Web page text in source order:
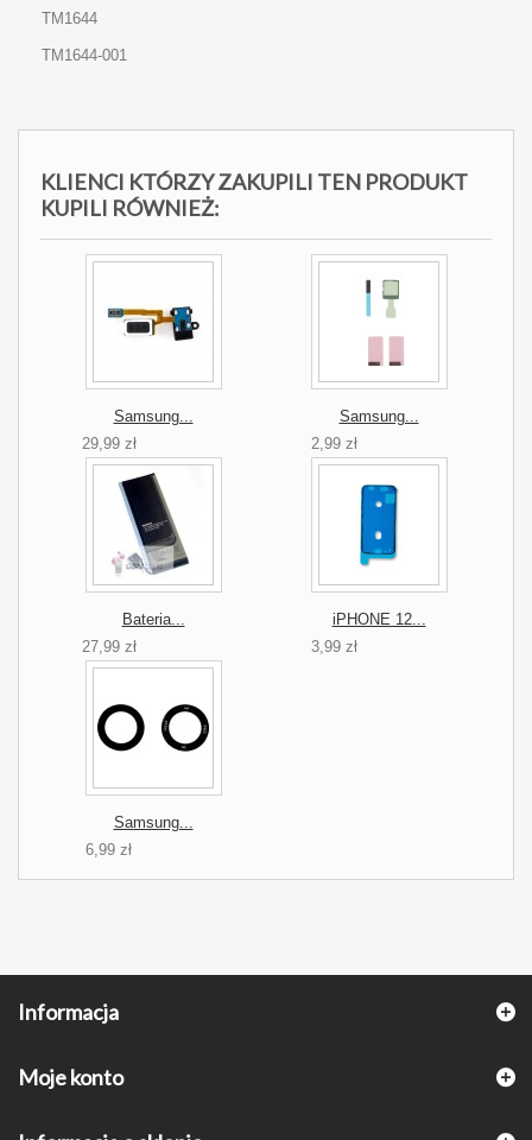
TM1644
TM1644-001
KLIENCI KTÓRZY ZAKUPILI TEN PRODUKT
KUPILI RÓWNIEŻ:
Samsung...
29,99 zł
Samsung...
2,99 zł
Bateria...
27,99 zł
iPHONE 12...
3,99 zł
Samsung...
6,99 zł
Informacja
Moje konto